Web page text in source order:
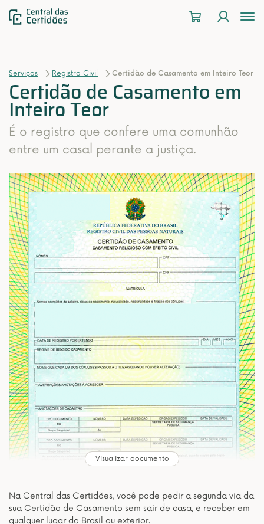
Serviços Registro Civil Certidão de Casamento em Inteiro Teor
Certidão de Casamento em
Inteiro Teor
É o registro que confere uma comunhão
entre um casal perante a justiça.
Visualizar documento
Na Central das Certidões, você pode pedir a segunda via da
sua Certidão de Casamento sem sair de casa, e receber em
qualquer lugar do Brasil ou exterior.